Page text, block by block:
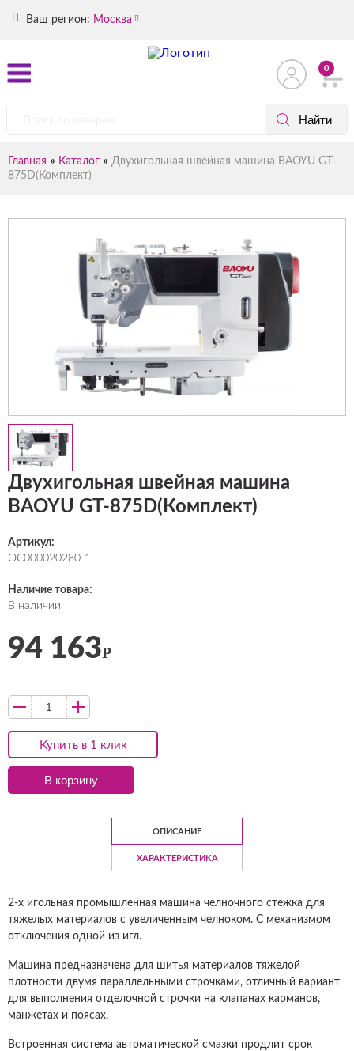
Ваш регион: Москва
0
Главная » Каталог » Двухигольная швейная машина BAOYU GT-
875D(Комплект)
Двухигольная швейная машина
BAOYU GT-875D(Комплект)
Артикул:
ОС000020280-1
Наличие товара:
В наличии
Купить в 1 клик
94 163Р
В корзину
ОПИСАНИЕ
ХАРАКТЕРИСТИКА
2-х игольная промышленная машина челночного стежка для
тяжелых материалов с увеличенным челноком. С механизмом
отключения одной из игл.
Машина предназначена для шитья материалов тяжелой
плотности двумя параллельными строчками, отличный вариант
для выполнения отделочной строчки на клапанах карманов,
манжетах и поясах.
Встроенная система автоматической смазки продлит срок